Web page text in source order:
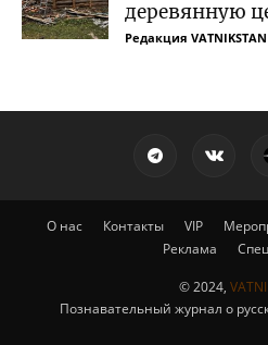
деревянную
Редакция VATNIKSTAN
О нас Контакты VIP
Реклама
© 2024,
Познавательный журнал о